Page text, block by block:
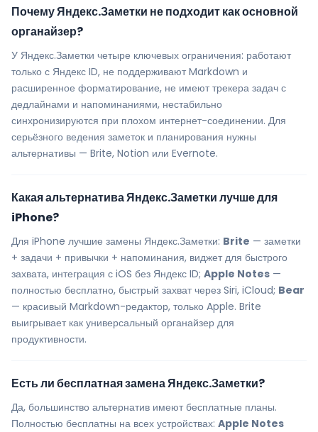
Почему Яндекс.Заметки не подходит как основной
органайзер?
У Яндекс.Заметки четыре ключевых ограничения: работают
только с Яндекс ID, не поддерживают Markdown и
расширенное форматирование, не имеют трекера задач с
дедлайнами и напоминаниями, нестабильно
синхронизируются при плохом интернет-соединении. Для
серьёзного ведения заметок и планирования нужны
альтернативы — Brite, Notion или Evernote.
Какая альтернатива Яндекс.Заметки лучше для
iPhone?
Для iPhone лучшие замены Яндекс.Заметки: Brite — заметки
+ задачи + привычки + напоминания, виджет для быстрого
захвата, интеграция с iOS без Яндекс ID; Apple Notes —
полностью бесплатно, быстрый захват через Siri, iCloud; Bear
— красивый Markdown-редактор, только Apple. Brite
выигрывает как универсальный органайзер для
продуктивности.
Есть ли бесплатная замена Яндекс.Заметки?
Да, большинство альтернатив имеют бесплатные планы.
Полностью бесплатны на всех устройствах: Apple Notes